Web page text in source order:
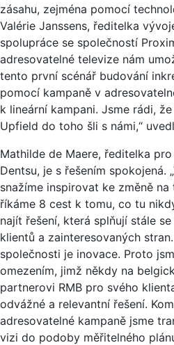
zásahu, zejména pomocí
Valérie Janssens, ředitelka
spolupráce se společností
adresovatelné televize nám
tento první scénář budování
pomocí kampaně v
k lineární kampani. Jsme rádi,
Upfield do toho šli s námi,“
Mathilde de Maere, ředitelka
Dentsu, je s řešením spokojená.
snažíme inspirovat ke změně
říkáme 8 cest k tomu, co tu
najít řešení, která splňují stále
klientů a zainteresovaných
společnosti je inovace. Proto
omezením, jimž někdy na
partnerovi RMB pro svého
odvážné a relevantní řešení.
adresovatelné kampaně jsme
vizi do podoby měřitelného